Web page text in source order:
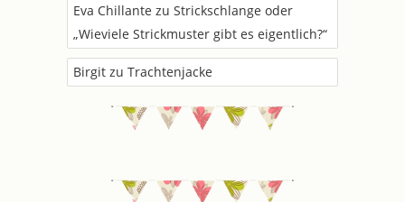
Eva Chillante zu Strickschlange oder
„Wieviele Strickmuster gibt es eigentlich?“
Birgit zu Trachtenjacke